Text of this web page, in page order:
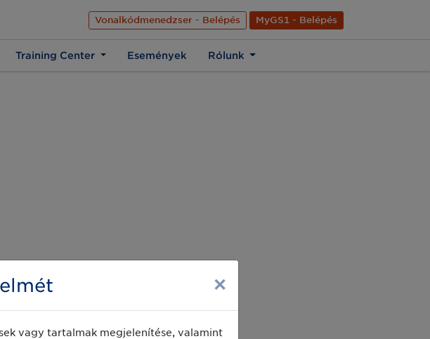
Az üzleti élet közös nyelve Hírek Kapcsolat Rólunk
EN
Vonalkódmenedzser - Belépés
MyGS1 - Belépés
Training Center Események Rólunk
×
vagy tartalmak megjelenítése, valamint